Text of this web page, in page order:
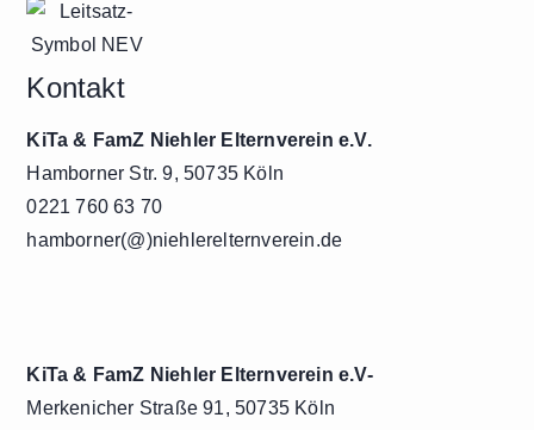
Kontakt
KiTa & FamZ Niehler Elternverein e.V.
Hamborner Str. 9, 50735 Köln
0221 760 63 70
hamborner(@)niehlerelternverein.de
KiTa & FamZ Niehler Elternverein e.V-
Merkenicher Straße 91, 50735 Köln